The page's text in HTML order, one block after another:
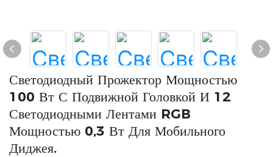
Светодиодный Прожектор Мощностью
100 Вт С Подвижной Головкой И 12
Светодиодными Лентами RGB
Мощностью 0,3 Вт Для Мобильного
Диджея.